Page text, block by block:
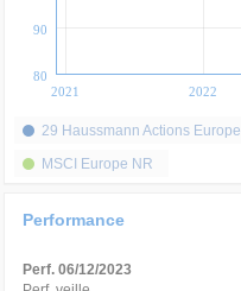
2021 2022
80
90
29 Haussmann Actions Europe I
MSCI Europe NR
Performance
Perf. 06/12/2023